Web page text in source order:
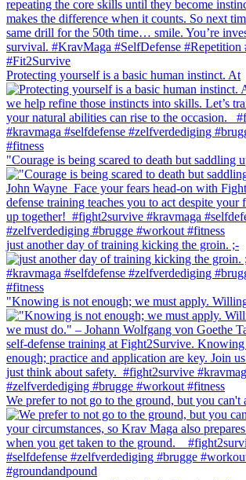
Protecting yourself is a basic human instinct. At
"Courage is being scared to death but saddling
just another day of training kicking the groin. ;-
"Knowing is not enough; we must apply.
We prefer to not go to the ground, but you can't